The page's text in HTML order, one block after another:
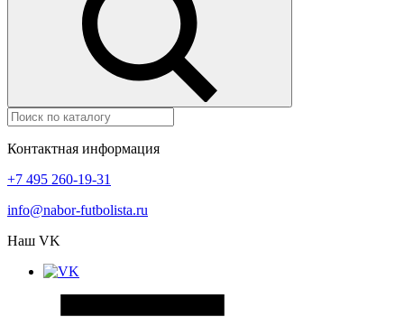
Контактная информация
+7 495 260-19-31
info@nabor-futbolista.ru
Наш VK